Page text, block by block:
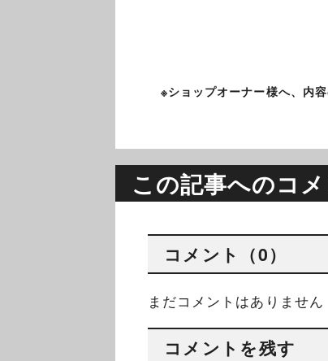
※ショップオーナー様へ、内
この記事へのコ
コメント（0）
まだコメントはありません
コメントを残す